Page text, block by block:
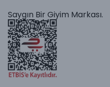
Saygın Bir Giyim Markası.